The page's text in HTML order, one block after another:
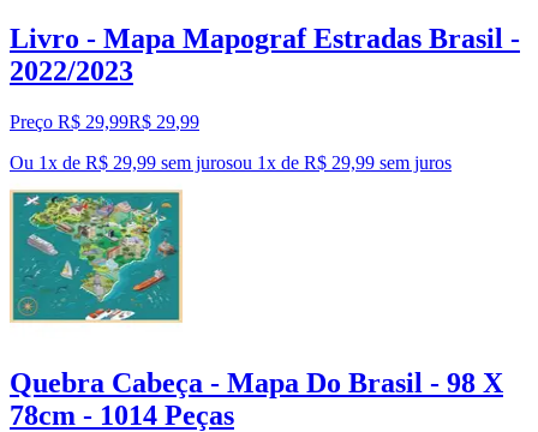
Livro - Mapa Mapograf Estradas Brasil -
2022/2023
Preço R$ 29,99R$ 29,99
Ou 1x de R$ 29,99 sem jurosou 1x de R$ 29,99 sem juros
Quebra Cabeça - Mapa Do Brasil - 98 X
78cm - 1014 Peças